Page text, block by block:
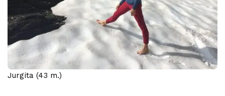
Jurgita (43 m.)